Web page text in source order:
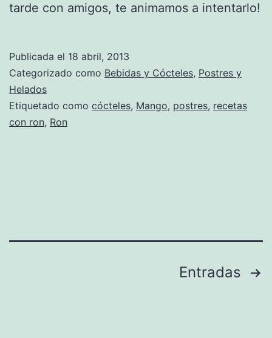
tarde con amigos, te animamos a intentarlo!
Publicada el 18 abril, 2013
Categorizado como Bebidas y Cócteles, Postres y
Helados
Etiquetado como cócteles, Mango, postres, recetas
con ron, Ron
Entradas